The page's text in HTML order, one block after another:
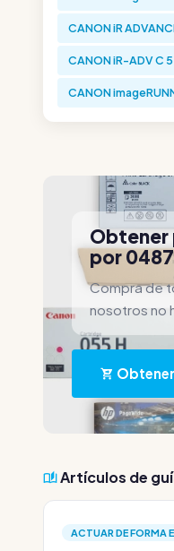
CANON iR
CANON iR-ADV C
CANON
Obtener
por
Compra de
nosotros no
Artículos de
ACTUAR DE